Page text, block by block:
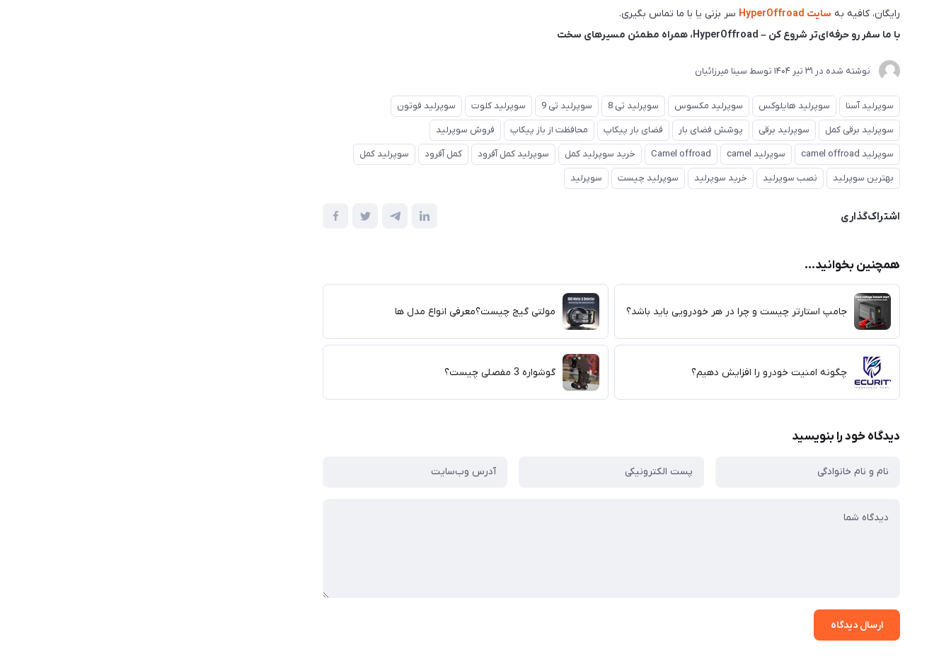
رایگان، کافیه به سایت HyperOffroad
سر بزنی یا با ما تماس بگیری.
با ما سفر رو حرفه‌ای‌تر شروع کن – HyperOffroad، همراه مطمئن مسیرهای سخت
نوشته شده در 31 تير 1404 توسط سینا میرزائیان
سوپرلید آسنا سوپرلید هایلوکس سوپرلید مکسوس سوپرلید تی 8 سوپرلید تی 9 سوپرلید کلوت
سوپرلید فوتون
سوپرلید برقی کمل
سوپرلید برقی پوشش فضای بار فضای بار پیکاپ محافظت از باز پیکاپ
فروش سوپرلید
سوپرلید camel offroad
سوپرلید camel Camel offroad خرید سوپرلید کمل سوپرلید کمل آفرود کمل آفرود
سوپرلید کمل
بهترین سوپرلید
نصب سوپرلید خرید سوپرلید سوپرلید چیست سوپرلید
اشتراک‌گذاری
همچنین بخوانید...
جامپ استارتر چیست و چرا در هر خودرویی باید باشد؟ مولتی گیج چیست؟معرفی انواع مدل ها
چگونه امنیت خودرو را افزایش دهیم؟ گوشواره 3 مفصلی چیست؟
دیدگاه خود را بنویسید
ارسال دیدگاه